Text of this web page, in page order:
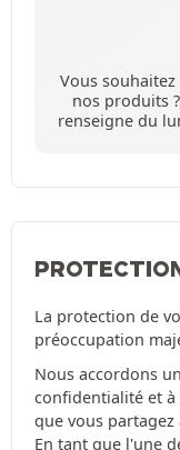
Vous
nos produits
renseigne du
La protection de
préoccupation
Nous accordons
confidentialité et
que vous partagez
En tant que l'une